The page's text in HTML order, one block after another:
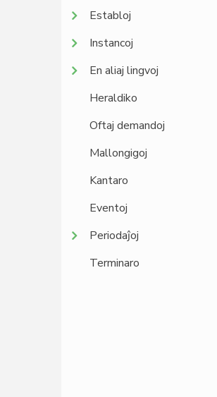
Establoj
Instancoj
En aliaj lingvoj
Heraldiko
Oftaj demandoj
Mallongigoj
Kantaro
Eventoj
Periodaĵoj
Terminaro